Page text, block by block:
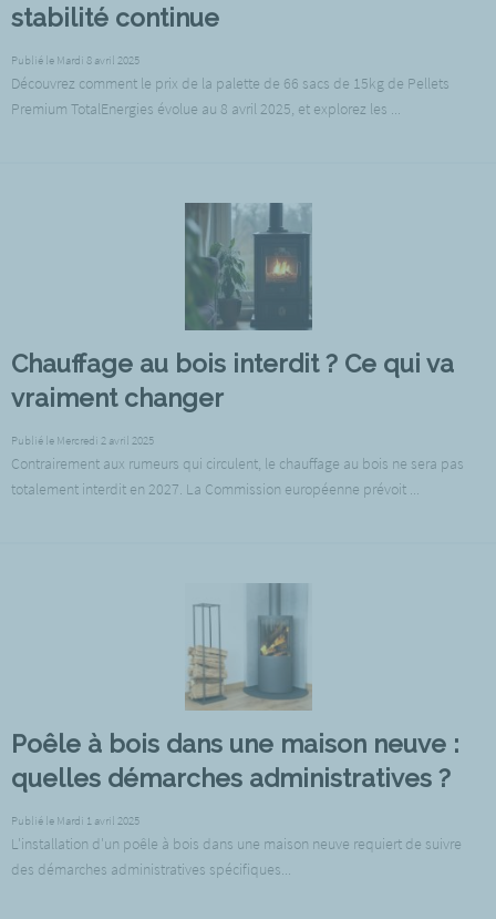
stabilité continue
Publié le Mardi 8 avril 2025
Découvrez comment le prix de la palette de 66 sacs de 15kg de Pellets
Premium TotalEnergies évolue au 8 avril 2025, et explorez les ...
Chauffage au bois interdit ? Ce qui va
vraiment changer
Publié le Mercredi 2 avril 2025
Contrairement aux rumeurs qui circulent, le chauffage au bois ne sera pas
totalement interdit en 2027. La Commission européenne prévoit ...
Poêle à bois dans une maison neuve :
quelles démarches administratives ?
Publié le Mardi 1 avril 2025
L'installation d'un poêle à bois dans une maison neuve requiert de suivre
des démarches administratives spécifiques...